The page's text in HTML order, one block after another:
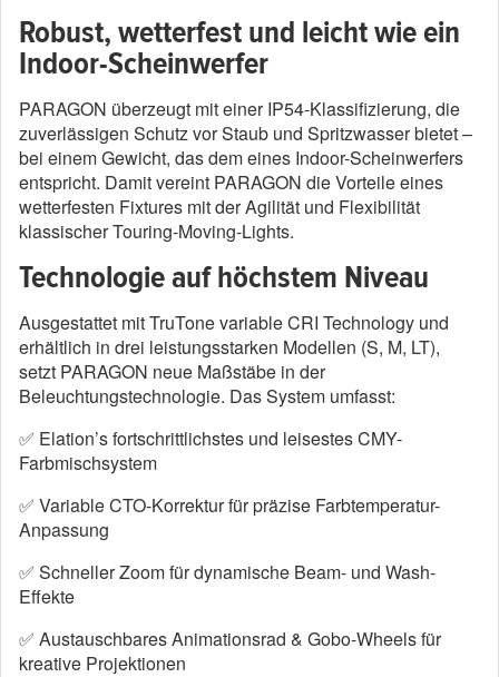
Robust, wetterfest und leicht wie ein
Indoor-Scheinwerfer
PARAGON überzeugt mit einer IP54-Klassifizierung, die
zuverlässigen Schutz vor Staub und Spritzwasser bietet –
bei einem Gewicht, das dem eines Indoor-Scheinwerfers
entspricht. Damit vereint PARAGON die Vorteile eines
wetterfesten Fixtures mit der Agilität und Flexibilität
klassischer Touring-Moving-Lights.
Technologie auf höchstem Niveau
Ausgestattet mit TruTone variable CRI Technology und
erhältlich in drei leistungsstarken Modellen (S, M, LT),
setzt PARAGON neue Maßstäbe in der
Beleuchtungstechnologie. Das System umfasst:
✅ Elation’s fortschrittlichstes und leisestes CMY-
Farbmischsystem
✅ Variable CTO-Korrektur für präzise Farbtemperatur-
Anpassung
✅ Schneller Zoom für dynamische Beam- und Wash-
Effekte
✅ Austauschbares Animationsrad & Gobo-Wheels für
kreative Projektionen